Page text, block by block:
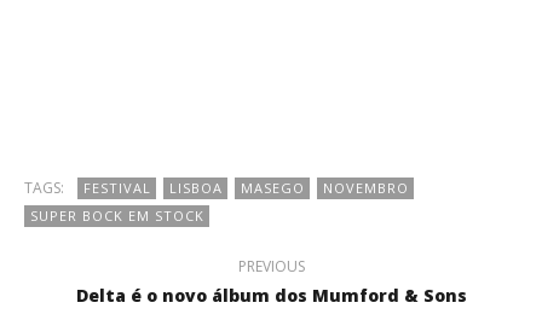
TAGS: FESTIVAL LISBOA MASEGO
NOVEMBRO
SUPER BOCK EM STOCK
PREVIOUS
Delta é o novo álbum dos Mumford & Sons